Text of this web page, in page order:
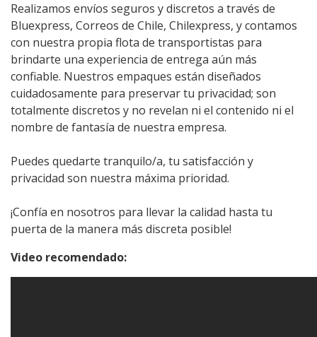
Realizamos envíos seguros y discretos a través de
Bluexpress, Correos de Chile, Chilexpress, y contamos
con nuestra propia flota de transportistas para
brindarte una experiencia de entrega aún más
confiable. Nuestros empaques están diseñados
cuidadosamente para preservar tu privacidad; son
totalmente discretos y no revelan ni el contenido ni el
nombre de fantasía de nuestra empresa.
Puedes quedarte tranquilo/a, tu satisfacción y
privacidad son nuestra máxima prioridad.
¡Confía en nosotros para llevar la calidad hasta tu
puerta de la manera más discreta posible!
Video recomendado: